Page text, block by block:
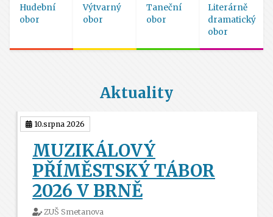
Hudební
obor
Výtvarný
obor
Taneční
obor
Literárně
dramatický
obor
Aktuality
10.srpna 2026
MUZIKÁLOVÝ
PŘÍMĚSTSKÝ TÁBOR
2026 V BRNĚ
ZUŠ Smetanova